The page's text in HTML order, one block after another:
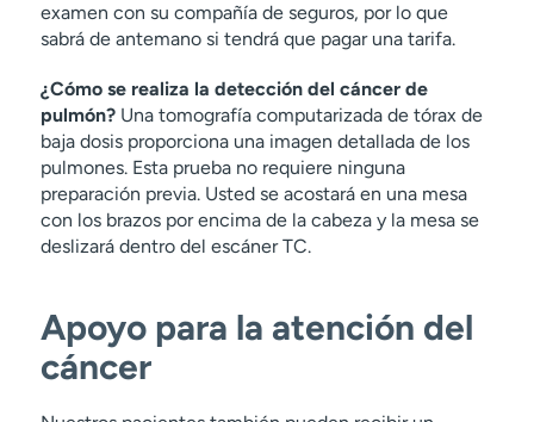
examen con su compañía de seguros, por lo que
sabrá de antemano si tendrá que pagar una tarifa.
¿Cómo se realiza la detección del cáncer de
pulmón?Una tomografía computarizada de tórax de
baja dosis proporciona una imagen detallada de los
pulmones. Esta prueba no requiere ninguna
preparación previa. Usted se acostará en una mesa
con los brazos por encima de la cabeza y la mesa se
deslizará dentro del escáner TC.
Apoyo para la atención del
cáncer